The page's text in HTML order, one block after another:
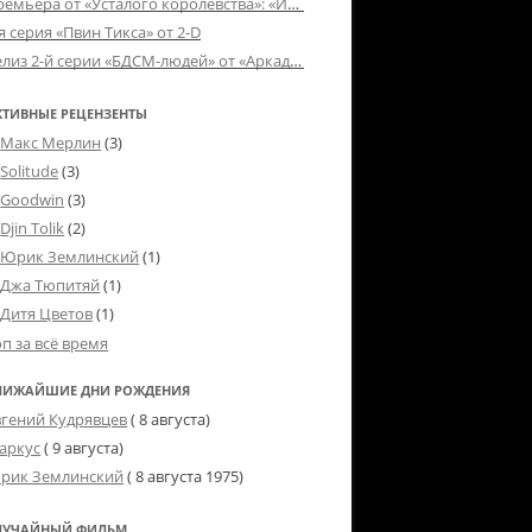
серия «Пвин Тикса» от 2-D
Релиз 2-й серии «БДСМ-людей» от «Аркада Фильм»
РЕЦЕНЗЕНТЫ
Макс Мерлин (3)
Solitude(3)
Goodwin (3)
Djin Tolik(2)
Юрик Землинский (1)
Джа Тюпитяй (1)
Дитя Цветов(1)
за всё время
ДНИ РОЖДЕНИЯ
Кудрявцев( 8 августа)
( 9 августа)
Землинский (8 августа 1975)